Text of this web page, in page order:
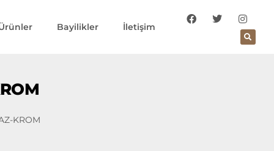
Bayilikler İletişim
KROM